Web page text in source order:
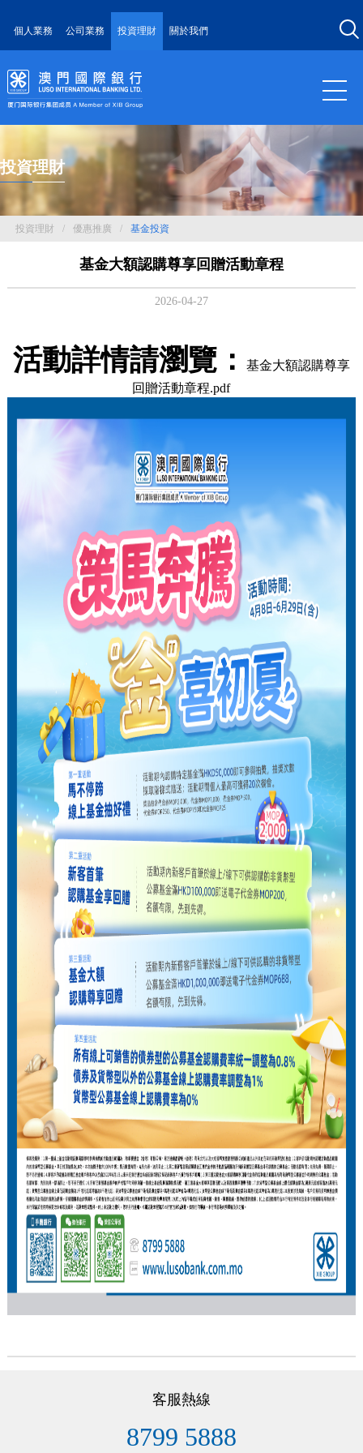
個人業務 公司業務 投資理財 關於我們
投資理財
投資理財 / 優惠推廣 / 基金投資
基金大額認購尊享回贈活動章程
2026-04-27
活動詳情請瀏覽：
基金大額認購尊享
回贈活動章程.pdf
客服熱線
8799 5888